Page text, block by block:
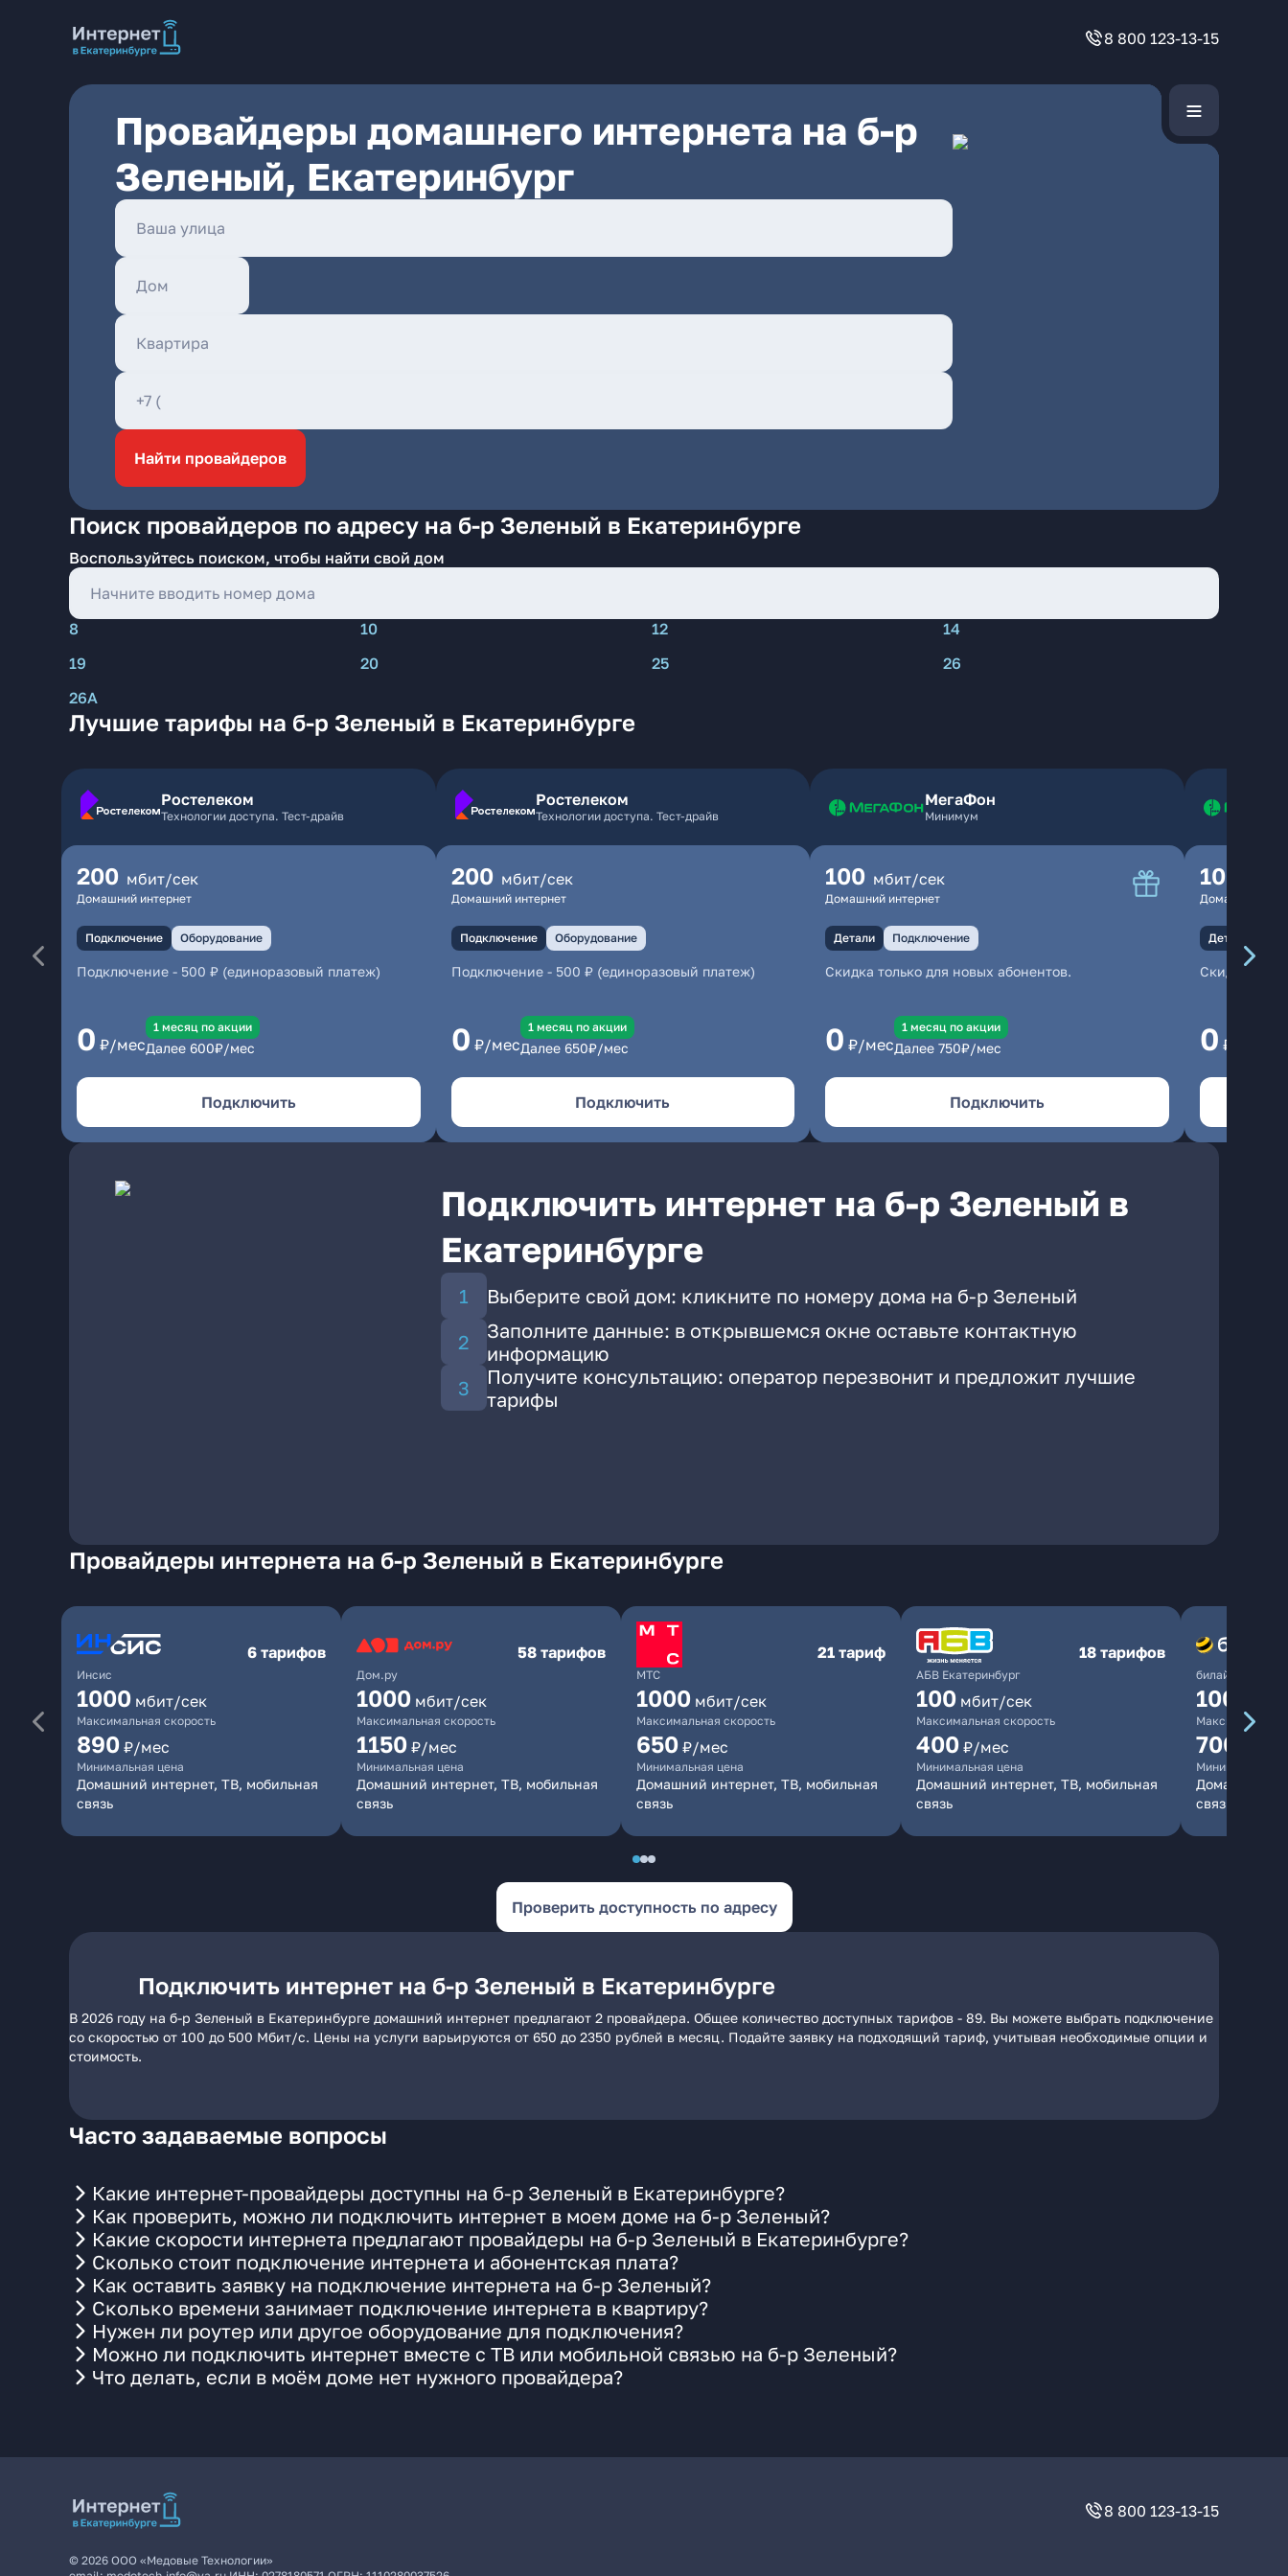
8 800 123-13-15
Провайдеры домашнего интернета на б-р
Зеленый, Екатеринбург
Найти провайдеров
Поиск провайдеров по адресу на б-р Зеленый в Екатеринбурге
Воспользуйтесь поиском, чтобы найти свой дом
8 10 12
14
19
20 25
26
26А
Лучшие тарифы на б-р Зеленый в Екатеринбурге
Ростелеком
Технологии доступа. Тест-драйв
200 мбит/сек
Домашний интернет
Подключение Оборудование
Подключение - 500 ₽ (единоразовый платеж)
0 ₽/мес
1 месяц по акции
Далее 600₽/мес
Подключить
Ростелеком
Технологии доступа. Тест-драйв
200 мбит/сек
Домашний интернет
Подключение Оборудование
Подключение- 500 ₽ (единоразовый платеж)
0 ₽/мес
1 месяц по акции
Далее 650₽/мес
Подключить
МегаФон
Минимум
100 мбит/сек
Домашний интернет
Детали Подключение
Скидка только для новых абонентов.
0 ₽/мес
1 месяц по акции
Далее 750₽/мес
Подключить
100
Домашний
Детали
Скидка
0 ₽/мес
Подключить интернет на б-р Зеленый в
Екатеринбурге
Выберите свой дом: кликните по номеру дома на б-р Зеленый
Заполните данные: в открывшемся окне оставьте контактную
информацию
Получите консультацию: оператор перезвонит и предложит лучшие
тарифы
Провайдеры интернета на б-р Зеленый в Екатеринбурге
Инсис
6 тарифов
1000 мбит/сек
Максимальная скорость
890 ₽/мес
Минимальная цена
Домашний интернет, ТВ, мобильная
связь
Дом.ру
58 тарифов
1000 мбит/сек
Максимальная скорость
1150 ₽/мес
Минимальная цена
Домашний интернет, ТВ, мобильная
связь
МТС
21 тариф
1000 мбит/сек
Максимальная скорость
650 ₽/мес
Минимальная цена
Домашний интернет, ТВ, мобильная
связь
АБВ Екатеринбург
18 тарифов
100 мбит/сек
Максимальная скорость
400 ₽/мес
Минимальная цена
Домашний интернет, ТВ, мобильная
связь
билайн
1000
Максимальная
700
Минимальная
Домашний
связь
Проверить доступность по адресу
Подключить интернет на б-р Зеленый в Екатеринбурге
В 2026 году на б-р Зеленый в Екатеринбурге домашний интернет предлагают 2 провайдера. Общее количество доступных тарифов - 89. Вы можете выбрать подключение
со скоростью от 100 до 500 Мбит/с. Цены на услуги варьируются от 650 до 2350 рублей в месяц. Подайте заявку на подходящий тариф, учитывая необходимые опции и
стоимость.
Часто задаваемые вопросы
Какие интернет-провайдеры доступны на б-р Зеленый в Екатеринбурге?
Как проверить, можно ли подключить интернет в моем доме на б-р Зеленый?
Какие скорости интернета предлагают провайдеры на б-р Зеленый в Екатеринбурге?
Сколько стоит подключение интернета и абонентская плата?
Как оставить заявку на подключение интернета на б-р Зеленый?
Сколько времени занимает подключение интернета в квартиру?
Нужен ли роутер или другое оборудование для подключения?
Можно ли подключить интернет вместе с ТВ или мобильной связью на б-р Зеленый?
Что делать, если в моём доме нет нужного провайдера?
8 800 123-13-15
© 2026 ООО «Медовые Технологии»